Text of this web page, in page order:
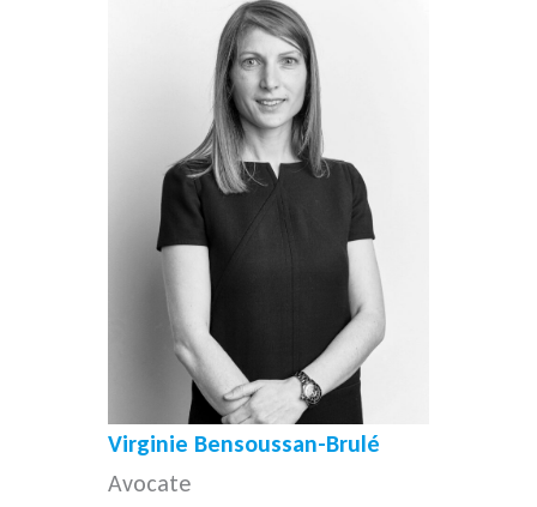
Virginie Bensoussan-Brulé
Avocate